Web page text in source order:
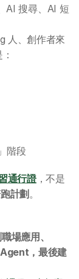
AI 搜尋、AI 短
人、創作者來
階段
通行證，不是
計劃。
場應用、
，最後建